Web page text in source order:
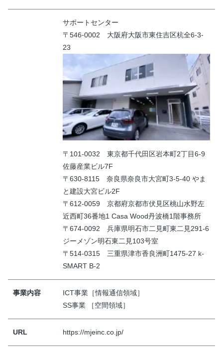
サポートセンター
〒546-0002 大阪府大阪市東住吉区杭全6-3-
23
〒101-0032 東京都千代田区岩本町2丁目6-9
佐藤産業ビル7F
〒630-8115 奈良県奈良市大宮町3-5-40 やま
と建設大宮ビル2F
〒612-0059 京都府京都市伏見区桃山水野左
近西町36番地1 Casa Wood丹波橋1階事務所
〒674-0092 兵庫県明石市二見町東二見291-6
ジーメゾン明石東二見103号室
〒514-0315 三重県津市香良洲町1475-27 k-
SMART B-2
事業内容
ICT事業［情報通信領域］
SS事業 ［空間領域］
URL https://mjeinc.co.jp/